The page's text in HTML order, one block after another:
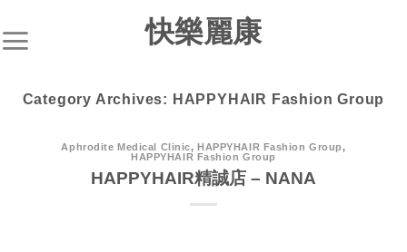
k
快樂麗康
Category Archives: HAPPYHAIR Fashion Group
Aphrodite Medical Clinic,HAPPYHAIR Fashion Group,
HAPPYHAIR Fashion Group
HAPPYHAIR精誠店 – NANA